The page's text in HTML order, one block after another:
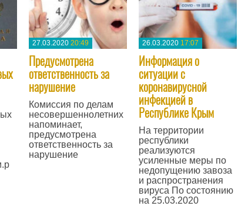
27.03.2020 20:49
Предусмотрена
ответственность за
нарушение
Комиссия по делам
несовершеннолетних
напоминает,
предусмотрена
ответственность за
нарушение
26.03.2020 17:07
Информация о
ситуации с
коронавирусной
инфекцией в
Республике Крым
На территории
республики
реализуются
усиленные меры по
недопущению завоза
и распространения
вируса По состоянию
на 25.03.2020